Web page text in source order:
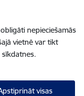
nepieciešamās
vietnē var tikt
visas